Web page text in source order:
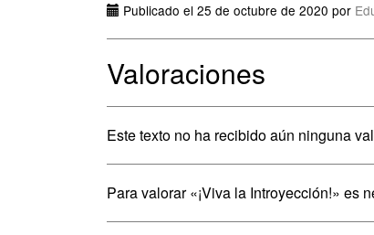
Publicado el 25 de octubre de 2020 por
Valoraciones
Este texto no ha recibido aún ninguna
Para valorar «¡Viva la Introyección!» es